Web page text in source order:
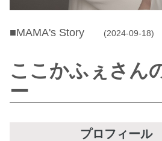
■MAMA's Story (2024-09-18)
ここかふぇさん
ー
プロフィール